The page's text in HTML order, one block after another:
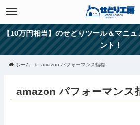
【10万円相当】のせどりツール＆マニ
ント！
ホーム amazon パフォーマンス指標
amazon パフォーマンス